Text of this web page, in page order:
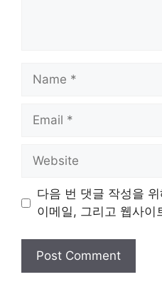
Name
Email
Website
다음 번 댓글 작성을
이메일, 그리고 웹사이